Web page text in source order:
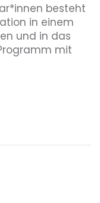
besteht
in einem
und in das
mit